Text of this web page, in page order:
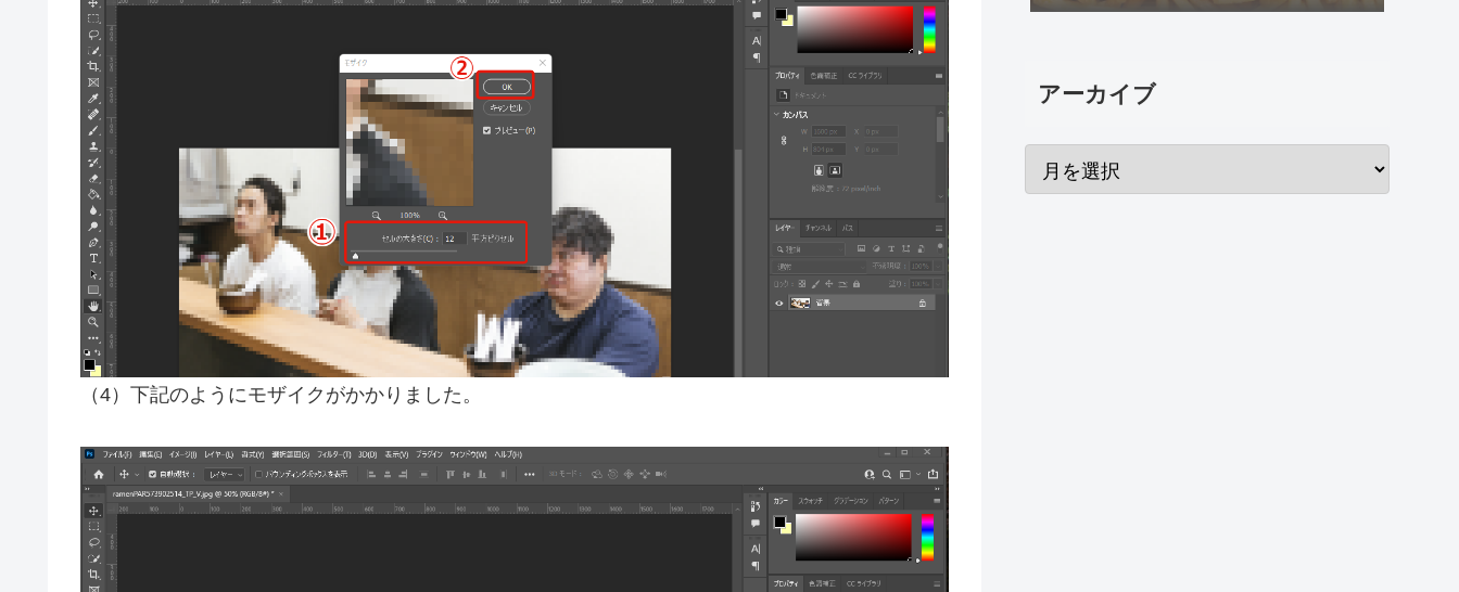
（4）下記のようにモザイクがかかりました。
ト風にする
アーカイブ